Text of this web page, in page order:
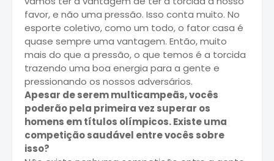
favor, e não uma pressão. Isso conta muito. No
esporte coletivo, como um todo, o fator casa é
quase sempre uma vantagem. Então, muito
mais do que a pressão, o que temos é a torcida
trazendo uma boa energia para a gente e
pressionando os nossos adversários.
Apesar de serem multicampeãs, vocês
poderão pela primeira vez superar os
homens em títulos olímpicos. Existe uma
competição saudável entre vocês sobre
isso?